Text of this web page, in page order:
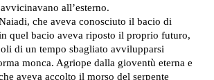
all’esterno.
che aveva conosciuto il bacio di
quel bacio aveva riposto il proprio futuro,
di un tempo sbagliato avvilupparsi
monca. Agriope dalla gioventù eterna e
aveva accolto il morso del serpente